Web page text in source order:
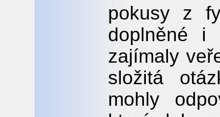
pokusy z
doplněné i
zajímaly
složitá
mohly